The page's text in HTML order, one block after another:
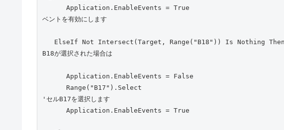
ベントを有効にします
B18が選択された場合は
      Application.EnableEvents = False
'セルB17を選択します
      Application.EnableEvents = True